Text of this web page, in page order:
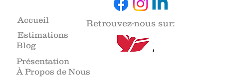
Accueil
Estimations
Blog
Retrouvez-nous sur:
Présentation
À Propos de Nous